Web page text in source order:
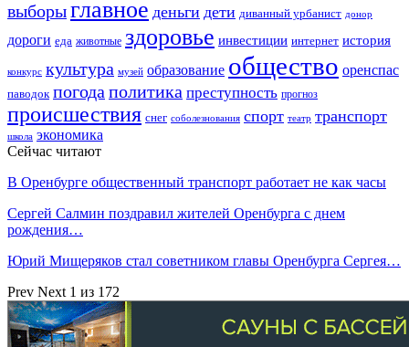
выборыглавное деньги дети диванный урбанист донор
дороги еда животные здоровье инвестиции интернет история
конкурс культура музей образование общество оренспас
паводок погода политика преступность прогноз
происшествия снег соболезнования спорт театр транспорт
школа экономика
Сейчас читают
В Оренбурге общественный транспорт работает не как часы
Сергей Салмин поздравил жителей Оренбурга с днем
рождения…
Юрий Мищеряков стал советником главы Оренбурга Сергея…
Prev Next 1 из 172